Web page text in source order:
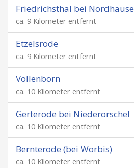
Friedrichsthal bei
ca. 9 Kilometer entfernt
Etzelsrode
ca. 9 Kilometer entfernt
Vollenborn
ca. 10 Kilometer entfernt
Gerterode bei Niederorschel
ca. 10 Kilometer entfernt
Bernterode (bei Worbis)
ca. 10 Kilometer entfernt